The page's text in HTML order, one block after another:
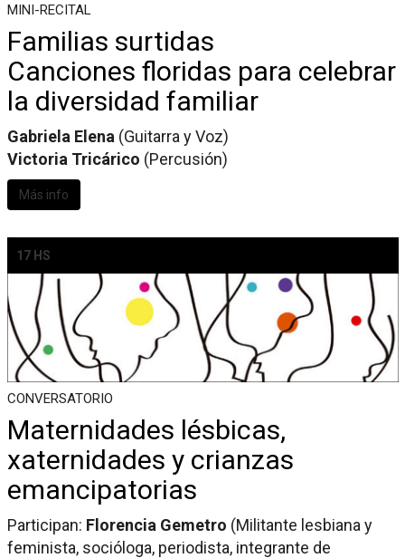
MINI-RECITAL
Familias surtidas
Canciones floridas para celebrar
la diversidad familiar
Gabriela Elena (Guitarra y Voz)
Victoria Tricárico (Percusión)
Más info
17 HS
CONVERSATORIO
Maternidades lésbicas,
xaternidades y crianzas
emancipatorias
Participan: Florencia Gemetro (Militante lesbiana y
feminista, socióloga, periodista, integrante de